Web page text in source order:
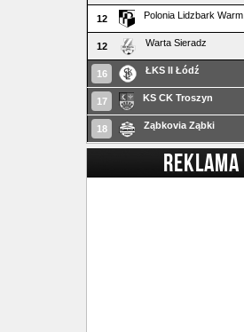
12 Polonia Lidzbark Warm.
12 Warta Sieradz
16 ŁKS II Łódź
17 KS CK Troszyn
18 Ząbkovia Ząbki
REKLAMA